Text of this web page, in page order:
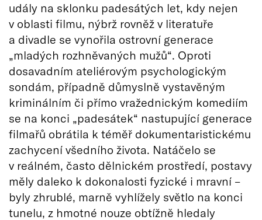
udály na sklonku padesátých let, kdy nejen
v oblasti filmu, nýbrž rovněž v literatuře
a divadle se vynořila ostrovní generace
„mladých rozhněvaných mužů“. Oproti
dosavadním ateliérovým psychologickým
sondám, případně důmyslně vystavěným
kriminálním či přímo vražednickým komediím
se na konci „padesátek“ nastupující generace
filmařů obrátila k téměř dokumentaristickému
zachycení všedního života. Natáčelo se
v reálném, často dělnickém prostředí, postavy
měly daleko k dokonalosti fyzické i mravní –
byly zhrublé, marně vyhlížely světlo na konci
tunelu, z hmotné nouze obtížně hledaly